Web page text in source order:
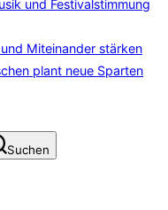
und Festivalstimmung
Miteinander stärken
plant neue Sparten
Suchen